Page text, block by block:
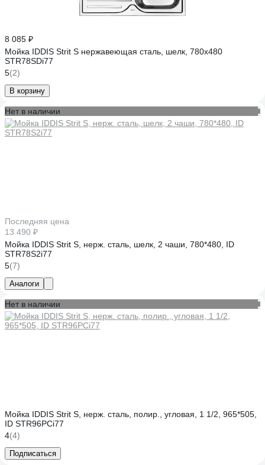
8 085 ₽
Мойка IDDIS Strit S нержавеющая сталь, шелк, 780x480
STR78SDi77
5(2)
В корзину
Нет в наличии
Последняя цена
13 490 ₽
Мойка IDDIS Strit S, нерж. сталь, шелк, 2 чаши, 780*480, ID
STR78S2i77
5(7)
Аналоги
Нет в наличии
Мойка IDDIS Strit S, нерж. сталь, полир., угловая, 1 1/2, 965*505,
ID STR96PCi77
4(4)
Подписаться